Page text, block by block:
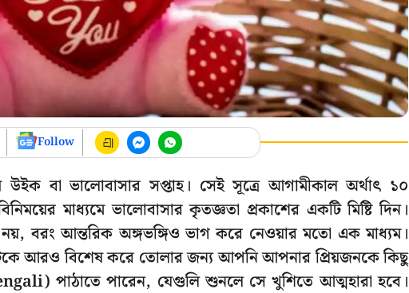
Follow
উইক বা ভালোবাসার সপ্তাহ। সেই সূত্রে আগামীকাল অর্থাৎ ১০
মাধ্যমে ভালোবাসার কৃতজ্ঞতা প্রকাশের একটি মিষ্টি দিন।
নয়, বরং আন্তরিক অঙ্গভঙ্গিও ভাগ করে নেওয়ার মতো এক মাধ্যম।
আরও বিশেষ করে তোলার জন্য আপনি আপনার প্রিয়জনকে কিছু
পাঠাতে পারেন, যেগুলি শুনলে সে খুশিতে আত্মহারা হবে।